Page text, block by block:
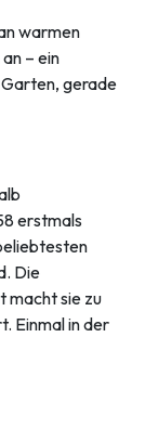
warmen
– ein
gerade
erstmals
Die
macht sie zu
Einmal in der